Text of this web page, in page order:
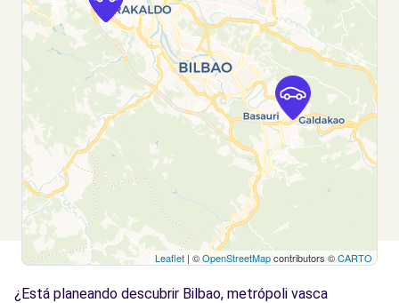
Ver agencia
Free2Move Rent - IBAUTO 98, S.R.L. -
8.0
Calle Gabriel Celaya
Baracaldo, PV, 48910
Ver agencia
Free2Move Rent - URKIOLA MOTOR - Leioa
(C)
9.3
km
Calle Autonomía, 3
Leaflet | ©OpenStreetMapcontributors ©CARTO
¿Está planeando descubrir Bilbao, metrópoli vasca